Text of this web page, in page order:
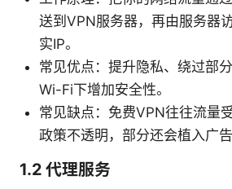
送到VPN服务器，再由服务器
实IP。
常见优点：提升隐私、绕过部
Wi-Fi下增加安全性。
常见缺点：免费VPN往往流量
政策不透明，部分还会植入广告
1.2 代理服务